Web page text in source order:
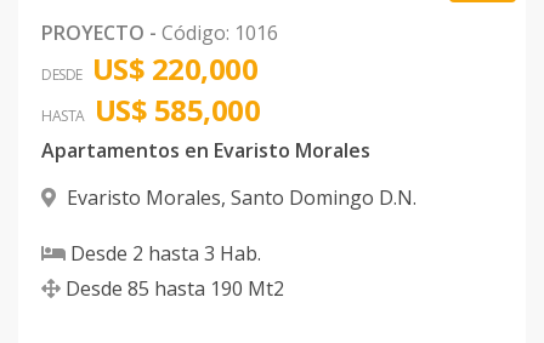
PROYECTO - Código: 1016
DESDE US$ 220,000
HASTA US$ 585,000
Apartamentos en Evaristo Morales
Evaristo Morales, Santo Domingo D.N.
Desde 2 hasta 3 Hab.
Desde 85 hasta 190 Mt2